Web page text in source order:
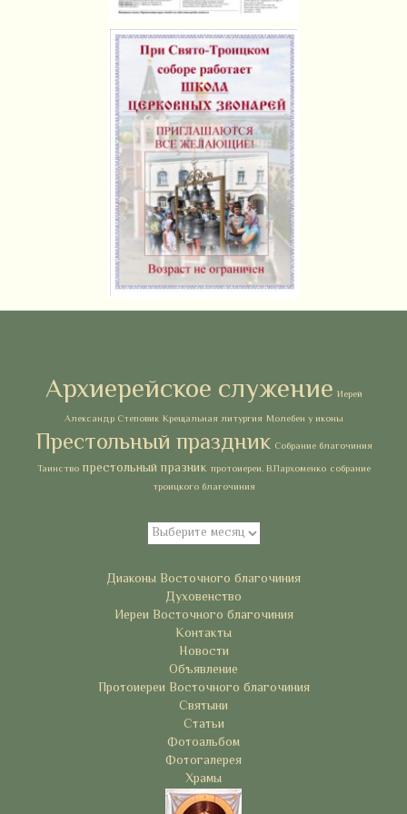
Архиерейское служение Иерей
Александр Степовик Крещальная литургия Молебен у иконы
Престольный праздник Собрание благочиния
Таинство престольный празник протоиереи. В.Пархоменко собрание
троицкого благочиния
Архивы
Диаконы Восточного благочиния
Духовенство
Иереи Восточного благочиния
Контакты
Новости
Объявление
Протоиереи Восточного благочиния
Святыни
Статьи
Фотоальбом
Фотогалерея
Храмы